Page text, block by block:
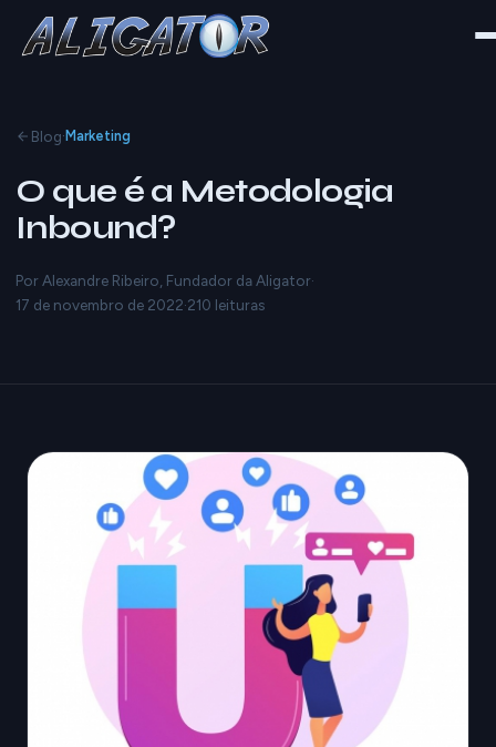
Blog· Marketing
O que é a Metodologia
Inbound?
Por Alexandre Ribeiro, Fundador da Aligator·
17 de novembro de 2022·210 leituras